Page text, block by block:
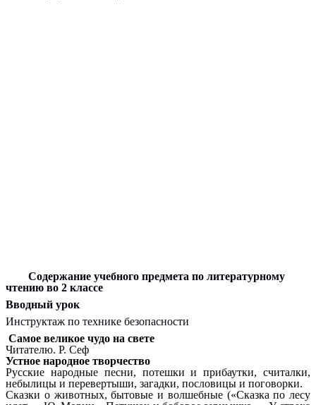
Содержание учебного предмета по литературному
чтению во 2 классе
Вводный урок
Инструктаж по технике безопасности
Самое великое чудо на свете
Читателю. Р. Сеф
Устное народное творчество
Русские народные песни, потешки и прибаутки, считалки,
небылицы и перевертыши, загадки, пословицы и поговорки.
Сказки о животных, бытовые и волшебные («Сказка по лесу